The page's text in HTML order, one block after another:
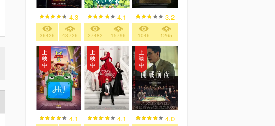
4.3
36426 43726
4.1
27482 15796
3.2
1046 1265
4.1 4.1 4.0